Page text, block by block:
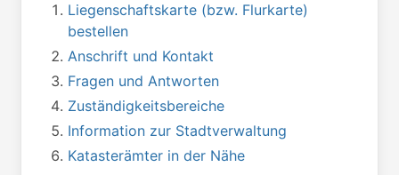
Liegenschaftskarte (bzw. Flurkarte)
bestellen
Anschrift und Kontakt
Fragen und Antworten
Zuständigkeitsbereiche
Information zur Stadtverwaltung
Katasterämter in der Nähe